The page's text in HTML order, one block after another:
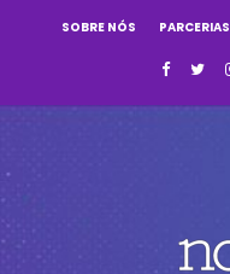
SOBRE NÓS PARCERIAS